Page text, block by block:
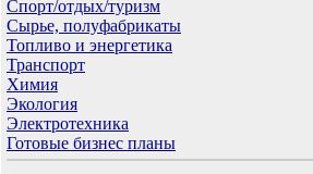
Спорт/отдых/туризм
Сырье, полуфабрикаты
Топливо и энергетика
Транспорт
Химия
Экология
Электротехника
Готовые бизнес планы